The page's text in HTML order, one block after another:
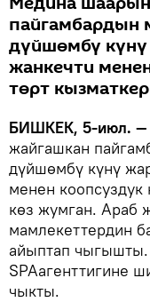
пайгамбардын
дүйшөмбү
жанкечти
төрт
БИШКЕК, 5-июл. —
жайгашкан
дүйшөмбү күнү
менен
көз жумган. Араб
мамлекеттердин
айыптап чыгышты.
SPAагенттигине
чыкты.